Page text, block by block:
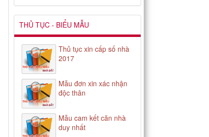
THỦ TỤC - BIỂU MẪU
Thủ tục xin cấp số nhà
2017
Mẫu đơn xin xác nhận
độc thân
Mẫu cam kết căn nhà
duy nhất